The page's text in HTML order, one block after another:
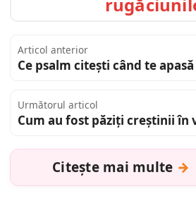
Articol anterior
Ce psalm citești când te
Următorul articol
Cum au fost păziți creștinii în
Citește mai multe